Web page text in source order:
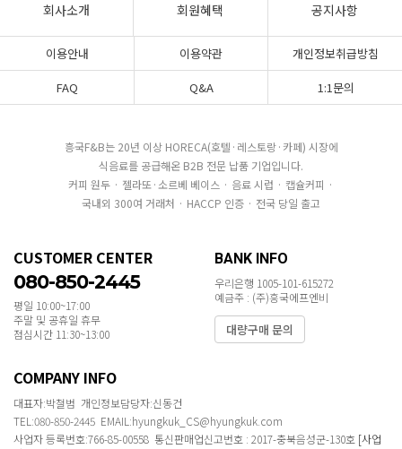
회사소개 회원혜택 공지사항
이용안내 이용약관
개인정보취급방침
FAQ
Q&A 1:1문의
흥국F&B는 20년 이상 HORECA(호텔·레스토랑·카페) 시장에
식음료를 공급해온 B2B 전문 납품 기업입니다.
커피 원두 · 젤라또·소르베 베이스 · 음료 시럽 · 캡슐커피 ·
국내외 300여 거래처 · HACCP 인증 · 전국 당일 출고
CUSTOMER CENTER
080-850-2445
평일 10:00~17:00
주말 및 공휴일 휴무
점심시간 11:30~13:00
BANK INFO
우리은행 1005-101-615272
예금주 : (주)흥국에프엔비
대량구매 문의
COMPANY INFO
대표자:박철범 개인정보담당자:신동건
TEL:080-850-2445 EMAIL:hyungkuk_CS@hyungkuk.com
사업자 등록번호:766-85-00558 통신판매업신고번호 : 2017-충북음성군-130호 [사업